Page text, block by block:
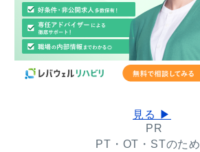
見る ▶
PR
PT・OT・STのた